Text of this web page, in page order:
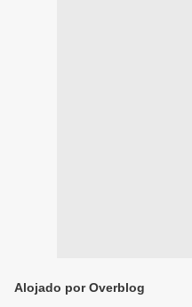
Alojado por Overblog